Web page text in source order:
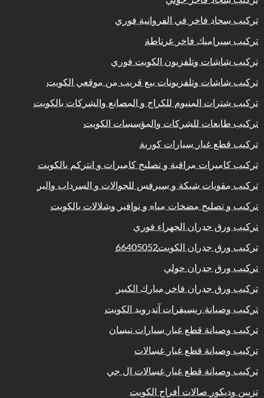
تركيب سجاد فاخر في الفروانية فوري
تركيب سيراميك فاخر غرناطة
تركيب شاشات وتلفزيون الكويت فوري
تركيب شاشات وتلفزيونات بيع قريب من موقعي الكويت
تركيب شترات المنيوم للكراج و المصانع والشركات بالكويت
تركيب طابعات للشركات والمؤسسات الكويت
تركيب قطع غيار سيارات كورية
تركيب كاميرات مراقبة و تصليح كاميرات و انتركم بالكويت
تركيب مقويات شبكة و سيرفس للجوالات و السرداب والبر
تركيب و تصليح مضخات مياه و نوافير وشلالات بالكويت
تركيب ورق جدران الجهراء فوري
تركيب ورق جدران الكويت66405052
تركيب ورق جدران حولي
تركيب ورق جدران فاخر مبارك الكبير
تركيب وصيانة ريسيفرات آندرويد الكويت
تركيب وصيانة قطع غيار سيارات نيسان
تركيب وصيانة قطع غيار غسالات
تركيب وصيانة قطع غيار غسالات ال جي
تزيين وديكور صالات أفراح الكويت